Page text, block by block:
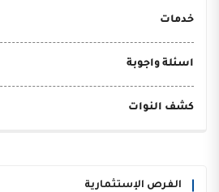
خدمات
اسئلة واجوبة
كشف النوات
الفرص الإستثمارية